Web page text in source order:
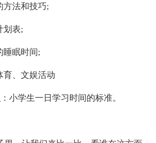
法和技巧;
表;
眠时间;
、文娱活动
学生一日学习时间的标准。